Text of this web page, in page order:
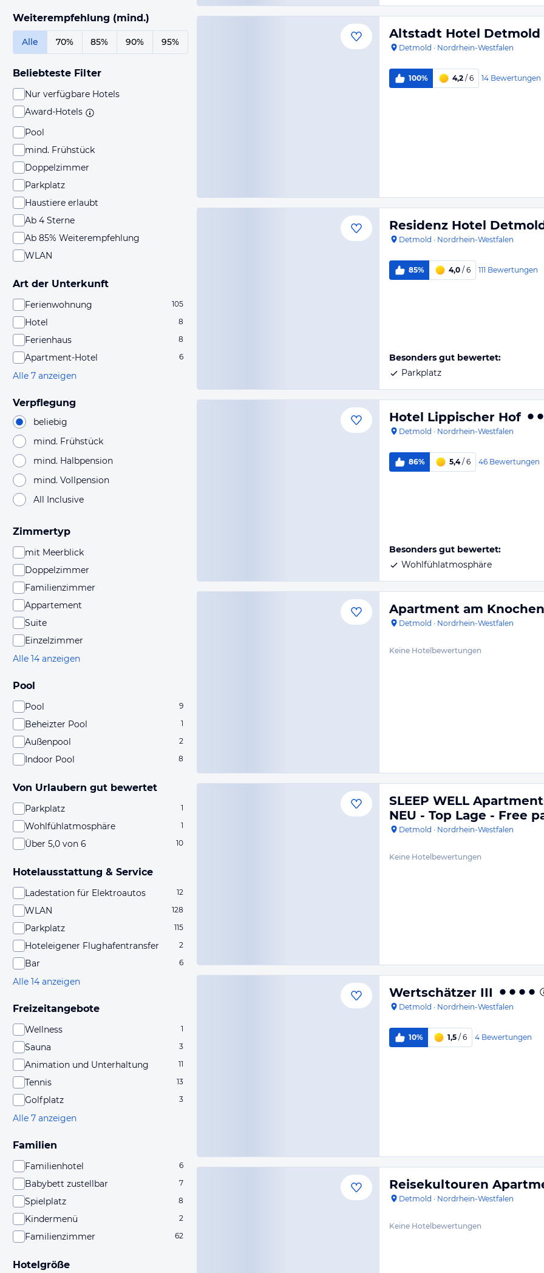
Weiterempfehlung (mind.)
Alle 70% 85% 90% 95%
Beliebteste Filter
Nur verfügbare Hotels
Award-Hotels
Pool
mind. Frühstück
Doppelzimmer
Parkplatz
Haustiere erlaubt
Ab 4 Sterne
Ab 85% Weiterempfehlung
WLAN
Art der Unterkunft
Ferienwohnung 105
Hotel 8
Ferienhaus 8
Apartment-Hotel 6
Alle 7 anzeigen
Verpflegung
beliebig
mind. Frühstück
mind. Halbpension
mind. Vollpension
All Inclusive
Zimmertyp
mit Meerblick
Doppelzimmer
Familienzimmer
Appartement
Suite
Einzelzimmer
Alle 14 anzeigen
Pool
Pool 9
Beheizter Pool 1
Außenpool 2
Indoor Pool 8
Von Urlaubern gut bewertet
Parkplatz 1
Wohlfühlatmosphäre 1
Über 5,0 von 6 10
Hotelausstattung & Service
Ladestation für Elektroautos 12
WLAN 128
Parkplatz 115
Hoteleigener Flughafentransfer 2
Bar 6
Alle 14 anzeigen
Freizeitangebote
Wellness 1
Sauna 3
Animation und Unterhaltung 11
Tennis 13
Golfplatz 3
Alle 7 anzeigen
Familien
Familienhotel 6
Babybett zustellbar 7
Spielplatz 8
Kindermenü 2
Familienzimmer 62
Hotelgröße
Altstadt Hotel Detmold
Detmold · Nordrhein-Westfalen
100% 4,2 / 6 14 Bewertungen
Residenz Hotel
Detmold · Nordrhein-Westfalen
85% 4,0 / 6 111 Bewertungen
Besonders gut bewertet:
Parkplatz
Hotel Lippischer Hof
Detmold · Nordrhein-Westfalen
86% 5,4/ 6 46 Bewertungen
Besonders gut bewertet:
Wohlfühlatmosphäre
Apartment am
Detmold · Nordrhein-Westfalen
Keine Hotelbewertungen
SLEEP WELL
NEU - Top Lage - Free
Detmold · Nordrhein-Westfalen
Keine Hotelbewertungen
Wertschätzer III
Detmold · Nordrhein-Westfalen
10% 1,5 / 6 4 Bewertungen
Reisekultouren
Detmold · Nordrhein-Westfalen
Keine Hotelbewertungen